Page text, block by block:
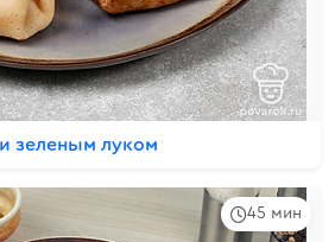
зеленым луком
45 мин